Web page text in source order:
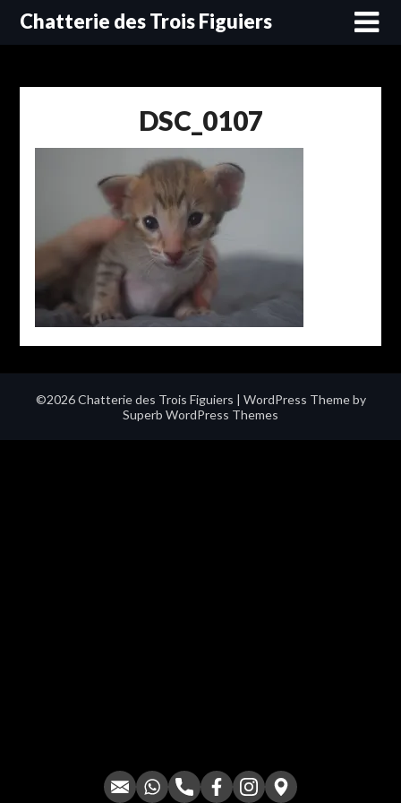
SkipChatterie des Trois Figuiers
DSC_0107
©2026 Chatterie des Trois Figuiers | WordPress Theme by
Superb WordPress Themes